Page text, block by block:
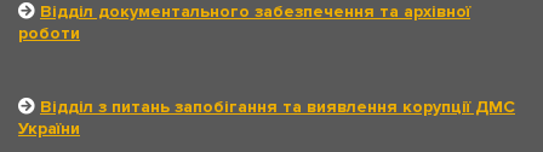
Відділ документального забезпечення та архівної
роботи
Відділ з питань запобігання та виявлення корупції ДМС
України